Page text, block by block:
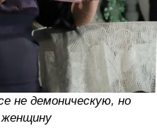
не демоническую, но